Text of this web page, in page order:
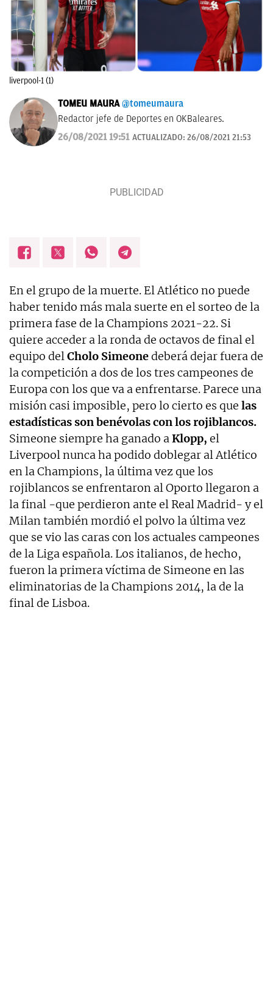
liverpool-1 (1)
TOMEU MAURA @tomeumaura
Redactor jefe de Deportes en OKBaleares.
26/08/2021 19:51 ACTUALIZADO: 26/08/2021 21:53
En el grupo de la muerte. El Atlético no puede
haber tenido más mala suerte en el sorteo de la
primera fase de la Champions 2021-22. Si
quiere acceder a la ronda de octavos de final el
equipo delCholo Simeonedeberá dejar fuera de
la competición a dos de los tres campeones de
Europa con los que va a enfrentarse. Parece una
misión casi imposible, pero lo cierto es que las
estadísticas son benévolas con los rojiblancos.
Simeone siempre ha ganado aKlopp, el
Liverpool nunca ha podido doblegar al Atlético
en la Champions, la última vez que los
rojiblancos se enfrentaron al Oporto llegaron a
la final -que perdieron ante el Real Madrid- y el
Milan también mordió el polvo la última vez
que se vio las caras con los actuales campeones
de la Liga española. Los italianos, de hecho,
fueron la primera víctima de Simeone en las
eliminatorias de la Champions 2014, la de la
final de Lisboa.